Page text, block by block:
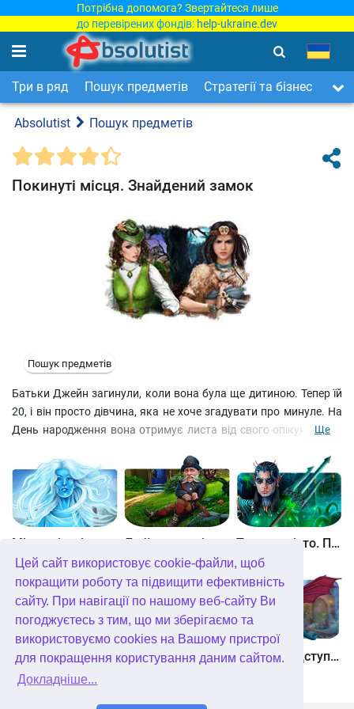
Цей сайт використовує cookie-файли, щоб
покращити роботу та підвищити ефективність
сайту. При навігації по нашому веб-сайту Ви
погоджуєтесь з тим, що ми зберігаємо та
використовуємо cookies на Вашому пристрої
для покращення користування даним сайтом.
Докладніше...
Потрібна допомога? Звертайтеся лише
до перевірених фондів: help-ukraine.dev
Три в ряд Пошук предметів Стратегії та бізнес
Absolutist Пошук предметів
Покинуті місця. Знайдений замок
Пошук предметів
Батьки Джейн загинули, коли вона була ще дитиною. Тепер їй
20, і він просто дівчина, яка не хоче згадувати про минуле. На
День народження вона отримує листа від свого опікуна, сера
був лише аркуш паперу з єдиною фразою: «Ти будеш
наступною!» Джейн одразу вирушає до старовинного маєтку
сера Чарльза, щоб провести власне розслідування. Там на неї
чекає безліч сцен на пошук предметів і непередбачувані
пригоди.
Ще
Таємне місто. Підводне царство. колекційне видання
Небесні землі. Пробудження гігантів. колекційне видання Загадки Нью-Йорка. Пробудження. колекційне видання Хімери. Підступи зла. колекційне видання